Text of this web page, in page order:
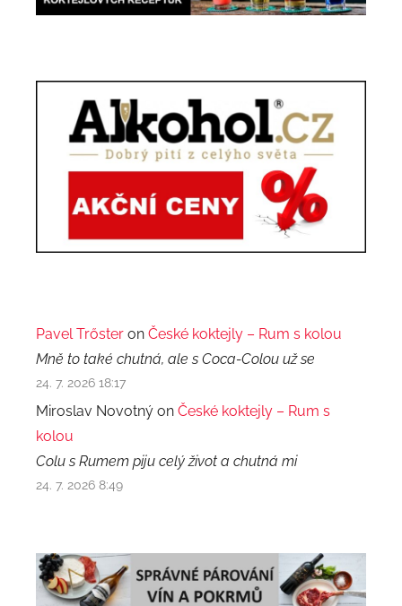
Pavel Trőster on České koktejly – Rum s kolou
Mně to také chutná, ale s Coca-Colou už se
24. 7. 2026 18:17
Miroslav Novotný on České koktejly – Rum s
kolou
Colu s Rumem piju celý život a chutná mi
24. 7. 2026 8:49